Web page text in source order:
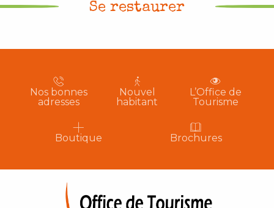
Se restaurer
Nos bonnes
adresses
Nouvel
habitant
L’Office de
Tourisme
Boutique Brochures